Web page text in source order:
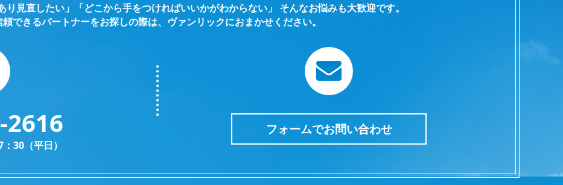
り見直したい」「どこから手をつければいいかがわからない」 そんなお悩みも大歓迎です。
頼できるパートナーをお探しの際は、ヴァンリックにおまかせください。
2616
30（平日）
フォームでお問い合わせ